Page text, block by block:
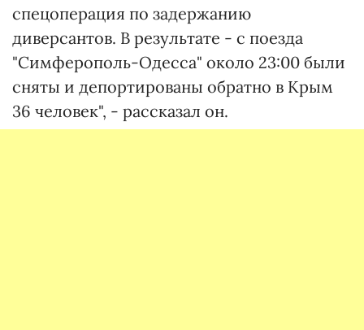
спецоперация по задержанию
диверсантов. В результате - с поезда
"Симферополь-Одесса" около 23:00 были
сняты и депортированы обратно в Крым
36 человек", - рассказал он.